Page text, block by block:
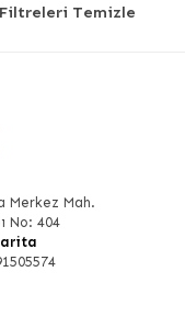
Filtreleri Temizle
Merkez Mah.
No: 404